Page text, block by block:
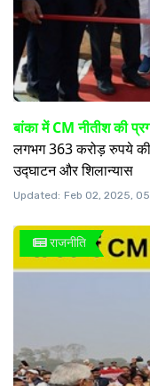
बांका में CM नीतीश की
लगभग 363 करोड़ रुपये
उद्घाटन और शिलान्यास
Updated: Feb 02, 2025,
राजनीति